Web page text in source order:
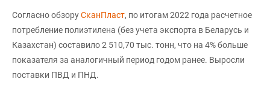
Согласно обзоруСканПласт, по итогам 2022 года расчетное
потребление полиэтилена (без учета экспорта в Беларусь и
Казахстан) составило 2 510,70 тыс. тонн, что на 4% больше
показателя за аналогичный период годом ранее. Выросли
поставки ПВД и ПНД.